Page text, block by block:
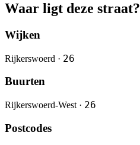
Waar ligt deze straat?
Wijken
Rijkerswoerd · 26
Buurten
Rijkerswoerd-West · 26
Postcodes